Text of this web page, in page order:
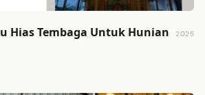
Hias Tembaga Untuk Hunian
2025